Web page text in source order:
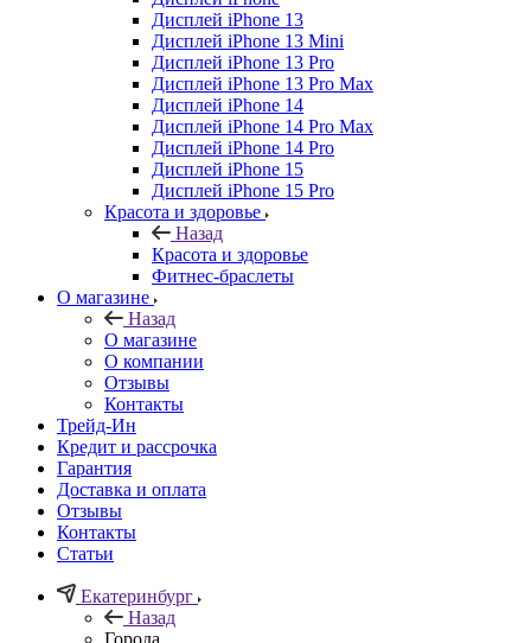
Дисплей iPhone 13
Дисплей iPhone 13 Mini
Дисплей iPhone 13 Pro
Дисплей iPhone 13 Pro Max
Дисплей iPhone 14
Дисплей iPhone 14 Pro Max
Дисплей iPhone 14 Pro
Дисплей iPhone 15
Дисплей iPhone 15 Pro
Красота и здоровье
Назад
Красота и здоровье
Фитнес-браслеты
О магазине
Назад
О магазине
О компании
Отзывы
Контакты
Трейд-Ин
Кредит и рассрочка
Гарантия
Доставка и оплата
Отзывы
Контакты
Статьи
Екатеринбург
Назад
Города